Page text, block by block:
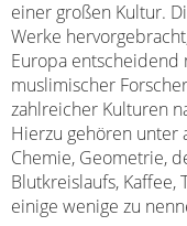
einer großen Kultur.
Werke
Europa entscheidend
muslimischer
zahlreicher Kulturen
Hierzu gehören unter
Chemie, Geometrie,
Blutkreislaufs,
einige wenige zu